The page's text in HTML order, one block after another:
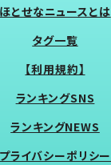
ほとせなニュースとは
タグ一覧
【利用規約】
ランキングSNS
ランキングNEWS
プライバシーポリシー